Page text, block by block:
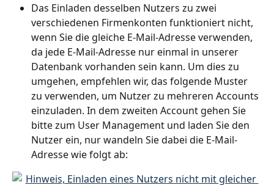
Das Einladen desselben Nutzers zu zwei
verschiedenen Firmenkonten funktioniert nicht,
wenn Sie die gleiche E-Mail-Adresse verwenden,
da jede E-Mail-Adresse nur einmal in unserer
Datenbank vorhanden sein kann. Um dies zu
umgehen, empfehlen wir, das folgende Muster
zu verwenden, um Nutzer zu mehreren Accounts
einzuladen. In dem zweiten Account gehen Sie
bitte zum User Management und laden Sie den
Nutzer ein, nur wandeln Sie dabei die E-Mail-
Adresse wie folgt ab: